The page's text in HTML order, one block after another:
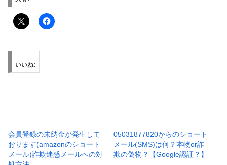
いいね:
会員登録の未納金が発生して
おります(amazonのショート
メール)詐欺迷惑メールへの対
05031877820からのショート
メール(SMS)は何？本物or詐
欺の偽物？【Google認証？】